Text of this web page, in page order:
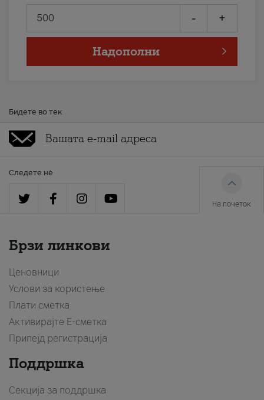
- +
Надополни
Бидете во тек
Следете нè
На почеток
Брзи линкови
Ценовници
Услови за користење
Плати сметка
Активирајте Е-сметка
Припејд регистрација
Поддршка
Секција за поддршка